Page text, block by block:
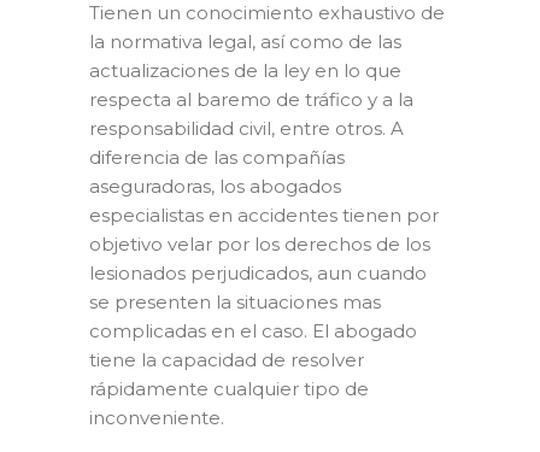
Tienen un conocimiento exhaustivo de
la normativa legal, así como de las
actualizaciones de la ley en lo que
respecta al baremo de tráfico y a la
responsabilidad civil, entre otros. A
diferencia de las compañías
aseguradoras, los abogados
especialistas en accidentes tienen por
objetivo velar por los derechos de los
lesionados perjudicados, aun cuando
se presenten la situaciones mas
complicadas en el caso. El abogado
tiene la capacidad de resolver
rápidamente cualquier tipo de
inconveniente.